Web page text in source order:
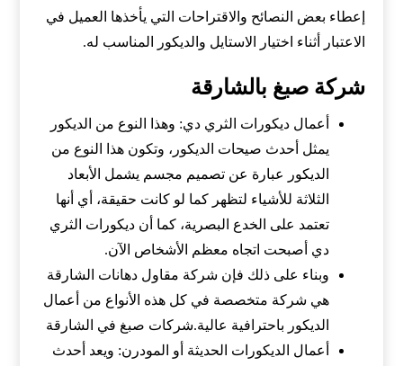
إعطاء بعض النصائح والاقتراحات التي يأخذها العميل في
الاعتبار أثناء اختيار الاستايل والديكور المناسب له.
شركة صبغ بالشارقة
أعمال ديكورات الثري دي: وهذا النوع من الديكور
يمثل أحدث صيحات الديكور، وتكون هذا النوع من
الديكور عبارة عن تصميم مجسم يشمل الأبعاد
الثلاثة للأشياء لتظهر كما لو كانت حقيقة، أي أنها
تعتمد على الخدع البصرية، كما أن ديكورات الثري
دي أصبحت اتجاه معظم الأشخاص الآن.
وبناء على ذلك فإن شركة مقاول دهانات الشارقة
هي شركة متخصصة في كل هذه الأنواع من أعمال
الديكور باحترافية عالية.شركات صبغ في الشارقة
أعمال الديكورات الحديثة أو المودرن: ويعد أحدث